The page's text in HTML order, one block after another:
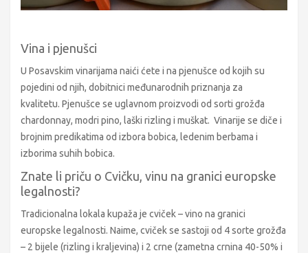
Vina i pjenušci
U Posavskim vinarijama naići ćete i na pjenušce od kojih su
pojedini od njih, dobitnici međunarodnih priznanja za
kvalitetu. Pjenušce se uglavnom proizvodi od sorti grožđa
chardonnay, modri pino, laški rizling i muškat. Vinarije se diče i
brojnim predikatima od izbora bobica, ledenim berbama i
izborima suhih bobica.
Znate li priču o Cvičku, vinu na granici europske
legalnosti?
Tradicionalna lokala kupaža je cviček – vino na granici
europske legalnosti. Naime, cviček se sastoji od 4 sorte grožđa
– 2 bijele (rizling i kraljevina) i 2 crne (zametna crnina 40-50% i